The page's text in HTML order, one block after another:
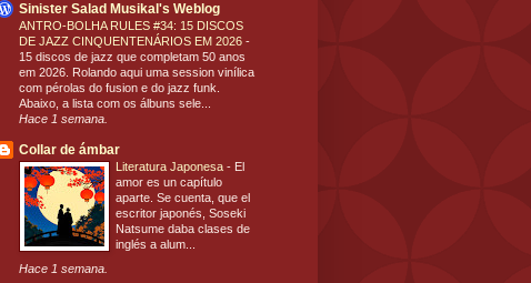
Sinister Salad Musikal's Weblog
ANTRO-BOLHA RULES #34: 15 DISCOS
DE JAZZ CINQUENTENÁRIOS EM 2026 -
15 discos de jazz que completam 50 anos
em 2026. Rolando aqui uma session vinílica
com pérolas do fusion e do jazz funk.
Abaixo, a lista com os álbuns sele...
Hace 1 semana.
Collar de ámbar
Literatura Japonesa - El
amor es un capítulo
aparte. Se cuenta, que el
escritor japonés, Soseki
Natsume daba clases de
inglés a alum...
Hace 1 semana.